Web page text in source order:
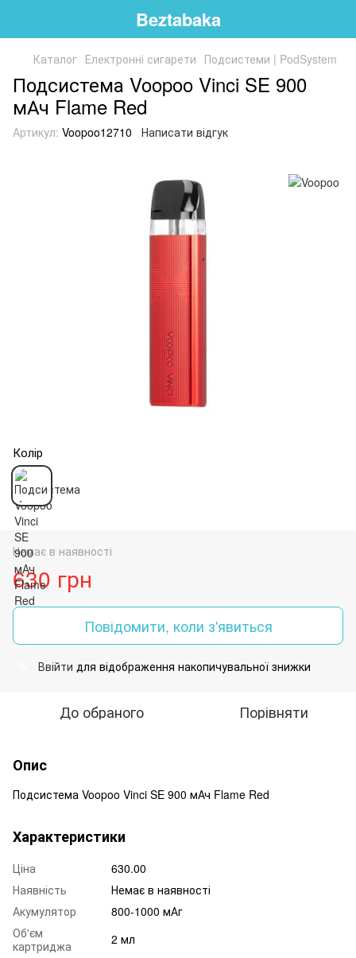
Beztabaka
Каталог Електронні сигарети Подсистеми | PodSystem
Подсистема Voopoo Vinci SE 900
мАч Flame Red
Артикул: Voopoo12710 Написати відгук
Колір
Немає в наявності
630 грн
Повідомити, коли з'явиться
Ввійти для відображення накопичувальної знижки
До обраного Порівняти
Опис
Подсистема Voopoo Vinci SE 900 мАч Flame Red
Характеристики
Ціна
630.00
Наявність
Немає в наявності
Акумулятор
800-1000 мАг
Об'єм
картриджа
2 мл